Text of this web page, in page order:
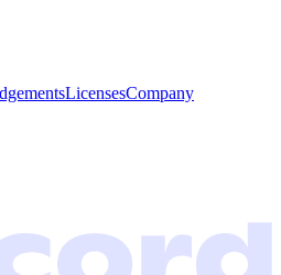
LicensesCompany